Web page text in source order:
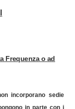
Frequenza o ad
incorporano sedie
in parte con i